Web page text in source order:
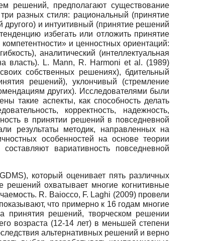
решений, предполагают существование
разных стиля: рациональный (принятие
и интуитивный (принятие решений
избегать или отложить принятие
и ценностных ориентаций:
аналитический (интеллектуальная
власть). L. Mann, R. Harmoni et al. (1989)
собственных решениях), бдительный
решений), уклончивый (стремление
других). Исследователями были
такие аспекты, как способность делать
корректность, надежность,
в принятии решений в повседневной
результаты методик, направленных на
особенностей на основе теории
вариативность повседневной
который оценивает пять различных
охватывает многие когнитивные
R. Baiocco, F. Laghi (2009) провели
что примерно к 16 годам многие
принятия решений, творческом решении
возраста (12-14 лет) в меньшей степени
альтернативных решений и верно